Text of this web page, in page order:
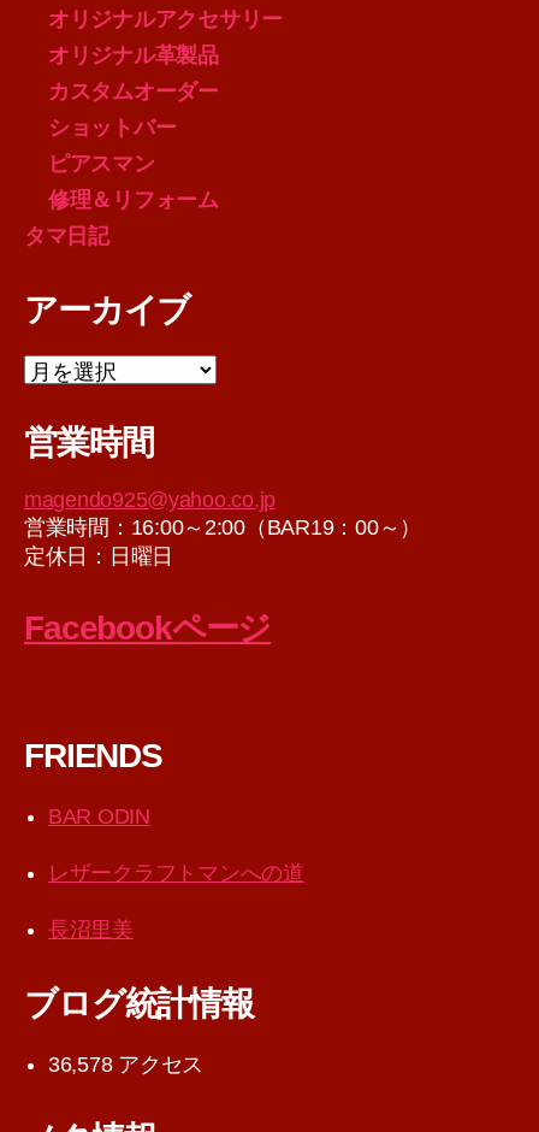
オリジナルアクセサリー
オリジナル革製品
カスタムオーダー
ショットバー
ピアスマン
修理＆リフォーム
タマ日記
アーカイブ
ア
ー
イ
営業時間
magendo925@yahoo.co.jp
営業時間：16:00～2:00（BAR19：00～）
定休日：日曜日
Facebookページ
FRIENDS
BAR ODIN
レザークラフトマンへの道
長沼里美
ブログ統計情報
36,578 アクセス